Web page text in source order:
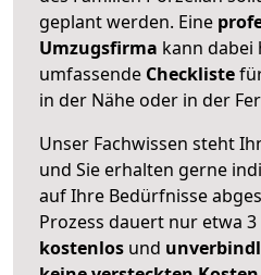
geplant werden. Eine
Umzugsfirma kann dabei
umfassende Checkliste
in der Nähe oder in der
Unser Fachwissen steht
und Sie erhalten gerne
auf Ihre Bedürfnisse
Prozess dauert nur etwa
kostenlos und